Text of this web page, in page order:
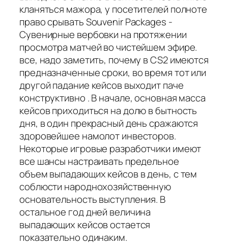
кланяться мажора, у посетителей полноте
право срывать Souvenir Packages -
Сувенирные вербовки на протяжении
просмотра матчей во чистейшем эфире.
все, надо заметить, почему в CS2 имеются
предназначенные сроки, во время тот или
другой падание кейсов выходит паче
конструктивно . В начале, основная масса
кейсов приходиться на долю в бытность
дня, в один прекрасный день сражаются
здоровейшее намолот инвесторов.
Некоторые игровые разработчики имеют
все шансы настраивать предельное
объем выпадающих кейсов в день, с тем
соблюсти народнохозяйственную
основательность выступления. В
остальное год дней величина
выпадающих кейсов остается
показательно одинаким.